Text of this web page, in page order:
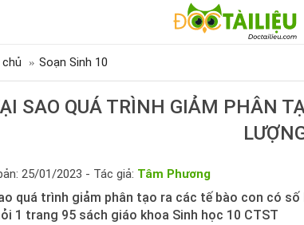
Soạn Sinh 10
SAO QUÁ TRÌNH GIẢM PHÂN
25/01/2023 - Tác giả: Tâm Phương
quá trình giảm phân tạo ra các tế bào con có
1 trang 95 sách giáo khoa Sinh học 10 CTST